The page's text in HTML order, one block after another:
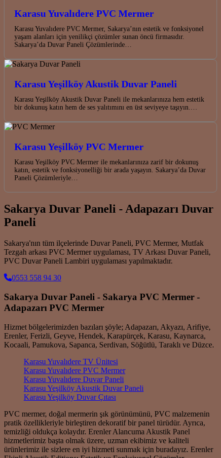
Karasu Yuvalıdere PVC Mermer
Karasu Yuvalıdere PVC Mermer, Sakarya’nın estetik ve fonksiyonel
yaşam alanları için yenilikçi çözümler sunan öncü firmasıdır.
Sakarya’da Duvar Paneli Çözümlerinde…
Karasu Yeşilköy Akustik Duvar Paneli
Karasu Yeşilköy Akustik Duvar Paneli ile mekanlarınıza hem estetik
bir dokunuş katın hem de ses yalıtımını en üst seviyeye taşıyın.…
Karasu Yeşilköy PVC Mermer
Karasu Yeşilköy PVC Mermer ile mekanlarınıza zarif bir dokunuş
katın, estetik ve fonksiyonelliği bir arada yaşayın. Sakarya’da Duvar
Paneli Çözümleriyle…
Sakarya Duvar Paneli - Adapazarı Duvar
Paneli
Sakarya'nın tüm ilçelerinde Duvar Paneli, PVC Mermer, Mutfak
Tezgah arkası PVC Mermer uygulaması, TV Arkası Duvar Paneli,
PVC Duvar Paneli Lambiri uygulaması yapılmaktadır.
0553 558 94 30
Sakarya Duvar Paneli - Sakarya PVC Mermer -
Adapazarı PVC Mermer
Hizmet bölgelerimizden bazıları şöyle; Adapazarı, Akyazı, Arifiye,
Erenler, Ferizli, Geyve, Hendek, Karapürçek, Karasu, Kaynarca,
Kocaali, Pamukova, Sapanca, Serdivan, Söğütlü, Taraklı ve Düzce.
Karasu Yuvalıdere TV Ünitesi
Karasu Yuvalıdere PVC Mermer
Karasu Yuvalıdere Duvar Paneli
Karasu Yeşilköy Akustik Duvar Paneli
Karasu Yeşilköy Duvar Çıtası
PVC mermer, doğal mermerin şık görünümünü, PVC malzemenin
pratik özellikleriyle birleştiren dekoratif bir panel türüdür. Ayrıca,
temizliği oldukça kolaydır. Erenler Alancuma Akustik Panel
hizmetlerimiz başta olmak üzere, uzman ekibimiz ve kaliteli
ürünlerimiz ile sizlere en iyi hizmeti sunmak için buradayız. Erenler